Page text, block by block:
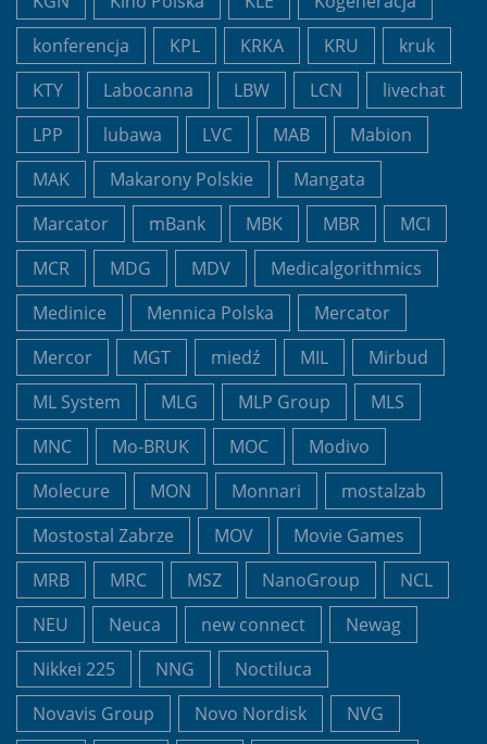
konferencja
KPL KRKA KRU
kruk
KTY
Labocanna LBW LCN
livechat
LPP
lubawa LVC MAB
Mabion
MAK
Makarony Polskie
Mangata
Marcator
mBank MBK MBR
MCI
MCR
MDG MDV
Medicalgorithmics
Medinice
Mennica Polska
Mercator
Mercor
MGT miedź MIL
Mirbud
ML System
MLG MLP Group
MLS
MNC
Mo-BRUK MOC
Modivo
Molecure
MON Monnari
mostalzab
Mostostal Zabrze
MOV
Movie Games
MRB
MRC MSZ NanoGroup
NCL
NEU
Neuca new connect
Newag
Nikkei 225
NNG
Noctiluca
Novavis Group
Novo Nordisk
NVG